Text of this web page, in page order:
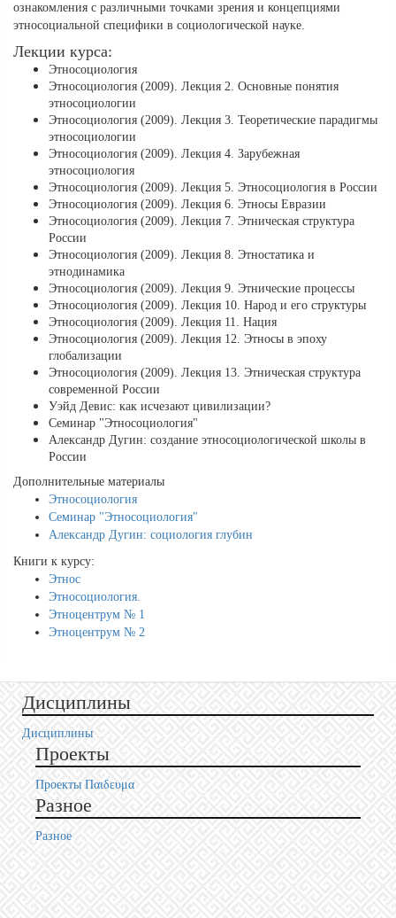
ознакомления с различными точками зрения и концепциями
этносоциальной специфики в социологической науке.
Лекции курса:
Этносоциология
Этносоциология (2009). Лекция 2. Основные понятия
этносоциологии
Этносоциология (2009). Лекция 3. Теоретические парадигмы
этносоциологии
Этносоциология (2009). Лекция 4. Зарубежная
этносоциология
Этносоциология (2009). Лекция 5. Этносоциология в России
Этносоциология (2009). Лекция 6. Этносы Евразии
Этносоциология (2009). Лекция 7. Этническая структура
России
Этносоциология (2009). Лекция 8. Этностатика и
этнодинамика
Этносоциология (2009). Лекция 9. Этнические процессы
Этносоциология (2009). Лекция 10. Народ и его структуры
Этносоциология (2009). Лекция 11. Нация
Этносоциология (2009). Лекция 12. Этносы в эпоху
глобализации
Этносоциология (2009). Лекция 13. Этническая структура
современной России
Уэйд Девис: как исчезают цивилизации?
Cеминар "Этносоциология"
Александр Дугин: создание этносоциологической школы в
России
Дополнительные материалы
Этносоциология
Cеминар "Этносоциология"
Александр Дугин: социология глубин
Книги к курсу:
Этнос
Этносоциология.
Этноцентрум № 1
Этноцентрум № 2
Дисциплины
Дисциплины
Проекты
Проекты Пαιδευμα
Разное
Разное